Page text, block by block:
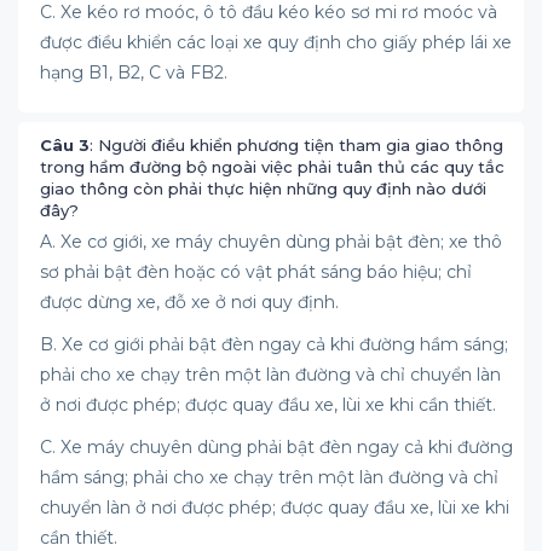
C. Xe kéo rơ moóc, ô tô đầu kéo kéo sơ mi rơ moóc và
được điều khiển các loại xe quy định cho giấy phép lái xe
hạng B1, B2, C và FB2.
Câu 3: Người điều khiển phương tiện tham gia giao thông
trong hầm đường bộ ngoài việc phải tuân thủ các quy tắc
giao thông còn phải thực hiện những quy định nào dưới
đây?
A. Xe cơ giới, xe máy chuyên dùng phải bật đèn; xe thô
sơ phải bật đèn hoặc có vật phát sáng báo hiệu; chỉ
được dừng xe, đỗ xe ở nơi quy định.
B. Xe cơ giới phải bật đèn ngay cả khi đường hầm sáng;
phải cho xe chạy trên một làn đường và chỉ chuyển làn
ở nơi được phép; được quay đầu xe, lùi xe khi cần thiết.
C. Xe máy chuyên dùng phải bật đèn ngay cả khi đường
hầm sáng; phải cho xe chạy trên một làn đường và chỉ
chuyển làn ở nơi được phép; được quay đầu xe, lùi xe khi
cần thiết.